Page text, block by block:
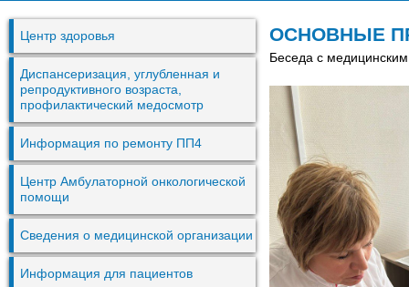
М
Ц
Ч
и
ы
ОСНОВНЫЕ
Беседа с
Центр здоровья
Диспансеризация, углубленная и
репродуктивного возраста,
профилактический медосмотр
Информация по ремонту ПП4
Центр Амбулаторной онкологической
помощи
Сведения о медицинской организации
Информация для пациентов